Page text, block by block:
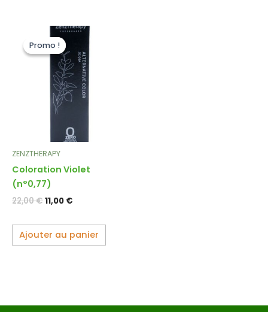
Promo !
Promo !
ZENZTHERAPY
Coloration Violet
(n°0,77)
22,00€
prix
initial
était :
22,00 €.
11,00 €
Le
actuel
est :
11,00 €.
Ajouter au panier